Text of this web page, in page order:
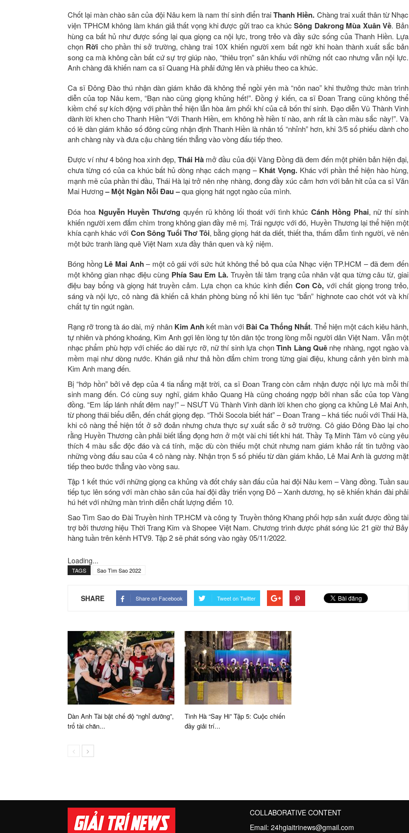
Chốt lại màn chào sân của đội Nâu kem là nam thí sinh điển traiThanh Hiền. Chàng trai xuất thân từ Nhạc
viện TPHCM không làm khán giả thất vọng khi được gửi trao ca khúcSông Dakrong Mùa Xuân Về. Bản
hùng ca bất hủ như được sống lại qua giọng ca nội lực, trong trẻo và đầy sức sống của Thanh Hiền. Lựa
chọn Rời cho phần thi sở trường, chàng trai 10X khiến người xem bất ngờ khi hoàn thành xuất sắc bản
song ca mà không cần bất cứ sự trợ giúp nào, “thiêu trọn” sân khấu với những nốt cao nhưng vẫn nội lực.
Anh chàng đã khiến nam ca sĩ Quang Hà phải đứng lên và phiêu theo ca khúc.
Ca sĩ Đông Đào thú nhận dàn giám khảo đã không thể ngồi yên mà “nôn nao” khi thưởng thức màn trình
diễn của top Nâu kem, “Bạn nào cũng giọng khủng hết!”. Đồng ý kiến, ca sĩ Đoan Trang cũng không thể
kiềm chế sự kích động với phần thể hiện lẫn hòa âm phối khí của cả bốn thí sinh. Đạo diễn Vũ Thành Vinh
dành lời khen cho Thanh Hiền “Với Thanh Hiền, em không hề hiền tí nào, anh rất là cần màu sắc này!”. Và
có lẽ dàn giám khảo số đông cũng nhận định Thanh Hiền là nhân tố “nhỉnh” hơn, khi 3/5 số phiếu dành cho
anh chàng này và đưa cậu chàng tiến thẳng vào vòng đấu tiếp theo.
Được ví như 4 bông hoa xinh đẹp,Thái Hà mở đầu của đội Vàng Đồng đã đem đến một phiên bản hiện đại,
chưa từng có của ca khúc bất hủ dòng nhạc cách mạng –Khát Vọng. Khác với phần thể hiện hào hùng,
mạnh mẽ của phần thi đầu, Thái Hà lại trở nên nhẹ nhàng, đong đầy xúc cảm hơn với bản hit của ca sĩ Văn
Mai Hương– Một Ngàn Nỗi Đau –qua giọng hát ngọt ngào của mình.
Đóa hoa Nguyễn Huyền Thương quyến rũ không lối thoát với tình khúcCánh Hồng Phai, nữ thí sinh
khiến người xem đắm chìm trong không gian đầy mê mị. Trái ngược với đó, Huyền Thương lại thể hiện một
khía cạnh khác với Con Sông Tuổi Thơ Tôi, bằng giọng hát da diết, thiết tha, thấm đẫm tình người, vẽ nên
một bức tranh làng quê Việt Nam xưa đầy thân quen và kỷ niệm.
Bóng hồng Lê Mai Anh – một cô gái với sức hút không thể bỏ qua của Nhạc viện TP.HCM – đã đem đến
một không gian nhạc điệu cùng Phía Sau Em Là.Truyền tải tâm trạng của nhân vật qua từng câu từ, giai
điệu bay bổng và giọng hát truyền cảm. Lựa chọn ca khúc kinh điển Con Cò, với chất giọng trong trẻo,
sáng và nội lực, cô nàng đã khiến cả khán phòng bùng nổ khi liên tục “bắn” highnote cao chót vót và khí
chất tự tin ngút ngàn.
Rạng rỡ trong tà áo dài, mỹ nhân Kim Anh kết màn với Bài Ca Thống Nhất. Thể hiện một cách kiêu hãnh,
tự nhiên và phóng khoáng, Kim Anh gợi lên lòng tự tôn dân tộc trong lòng mỗi người dân Việt Nam. Vẫn một
nhạc phẩm phù hợp với chiếc áo dài rực rỡ, nữ thí sinh lựa chọnTình Làng Quê nhẹ nhàng, ngọt ngào và
mềm mại như dòng nước. Khán giả như thả hồn đắm chìm trong từng giai điệu, khung cảnh yên bình mà
Kim Anh mang đến.
Bị “hớp hồn” bởi vẻ đẹp của 4 tia nắng mặt trời, ca sĩ Đoan Trang còn cảm nhận được nội lực mà mỗi thí
sinh mang đến. Có cùng suy nghĩ, giám khảo Quang Hà cũng choáng ngợp bởi nhan sắc của top Vàng
đồng. “Em lấp lánh nhất đêm nay!” – NSƯT Vũ Thành Vinh dành lời khen cho giọng ca khủng Lê Mai Anh,
từ phong thái biểu diễn, đến chất giọng đẹp. “Thỏi Socola biết hát” – Đoan Trang – khá tiếc nuối với Thái Hà,
khi cô nàng thể hiện tốt ở sở đoản nhưng chưa thực sự xuất sắc ở sở trường. Cô giáo Đông Đào lại cho
rằng Huyền Thương cần phải biết lắng đọng hơn ở một vài chi tiết khi hát. Thầy Tạ Minh Tâm vô cùng yêu
thích 4 màu sắc độc đáo và cá tính, mặc dù còn thiếu một chút nhưng nam giám khảo rất tin tưởng vào
những vòng đấu sau của 4 cô nàng này. Nhận trọn 5 số phiếu từ dàn giám khảo, Lê Mai Anh là gương mặt
tiếp theo bước thẳng vào vòng sau.
Tập 1 kết thúc với những giọng ca khủng và đốt cháy sàn đấu của hai đội Nâu kem – Vàng đồng. Tuần sau
tiếp tục lên sóng với màn chào sân của hai đội đầy triển vọng Đỏ – Xanh dương, họ sẽ khiến khán đài phải
hú hét với những màn trình diễn chất lượng điểm 10.
Sao Tìm Sao do Đài Truyền hình TP.HCM và công ty Truyền thông Khang phối hợp sản xuất được đồng tài
trợ bởi thương hiệu Thời Trang Kim và Shopee Việt Nam. Chương trình được phát sóng lúc 21 giờ thứ Bảy
hàng tuần trên kênh HTV9. Tập 2 sẽ phát sóng vào ngày 05/11/2022.
Loading...
TAGS Sao Tìm Sao 2022
SHARE Share on Facebook Tweet on Twitter
Dàn Anh Tài bật chế độ “nghỉ dưỡng”,
trổ tài chăn...
Tinh Hà “Say Hi” Tập 5: Cuộc chiến
đầy giải trí...
COLLABORATIVE CONTENT
Email: 24hgiaitrinews@gmail.com